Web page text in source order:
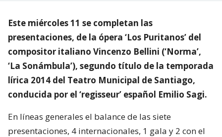
Este miércoles 11 se completan las
presentaciones, de la ópera ‘Los Puritanos’ del
compositor italiano Vincenzo Bellini (‘Norma’,
‘La Sonámbula’), segundo título de la temporada
lírica 2014 del Teatro Municipal de Santiago,
conducida por el ‘regisseur’ español Emilio Sagi.
En líneas generales el balance de las siete
presentaciones, 4 internacionales, 1 gala y 2 con el